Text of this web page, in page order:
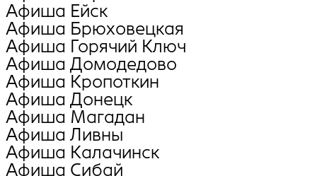
Афиша Ейск
Афиша Брюховецкая
Афиша Горячий Ключ
Афиша Домодедово
Афиша Кропоткин
Афиша Донецк
Афиша Магадан
Афиша Ливны
Афиша Калачинск
Афиша Сибай